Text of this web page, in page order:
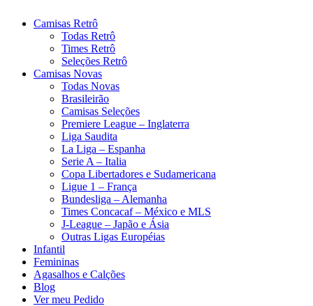
Camisas Retrô
Todas Retrô
Times Retrô
Seleções Retrô
Camisas Novas
Todas Novas
Brasileirão
Camisas Seleções
Premiere League – Inglaterra
Liga Saudita
La Liga – Espanha
Serie A – Italia
Copa Libertadores e Sudamericana
Ligue 1 – França
Bundesliga – Alemanha
Times Concacaf – México e MLS
J-League – Japão e Ásia
Outras Ligas Européias
Infantil
Femininas
Agasalhos e Calções
Blog
Ver meu Pedido